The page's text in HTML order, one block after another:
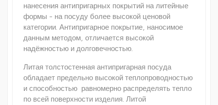
нанесения антипригарных покрытий на литейные
формы - на посуду более высокой ценовой
категории. Антипригарное покрытие, наносимое
данным методом, отличается высокой
надёжностью и долговечностью.
Литая толстостенная антипригарная посуда
обладает предельно высокой теплопроводностью
и способностью равномерно распределять тепло
по всей поверхности изделия. Литой